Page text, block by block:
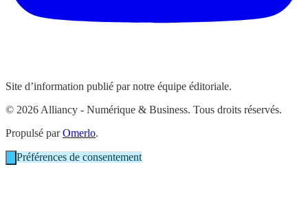
Site d’information publié par notre équipe éditoriale.
© 2026 Alliancy - Numérique & Business. Tous droits réservés.
Propulsé parOmerlo.
Préférences de consentement